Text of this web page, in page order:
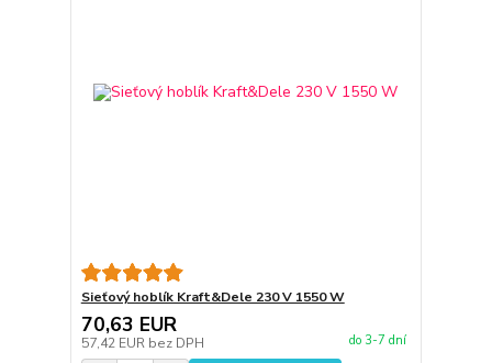
Sieťový hoblík Kraft&Dele 230 V 1550 W
70,63 EUR
57,42 EUR bez DPH do 3-7 dní